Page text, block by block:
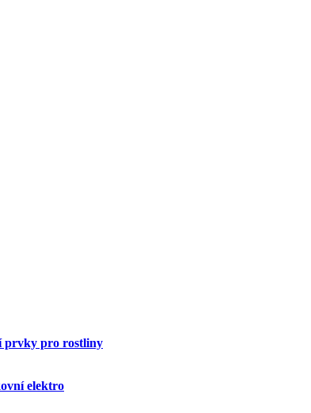
prvky pro rostliny
elektro